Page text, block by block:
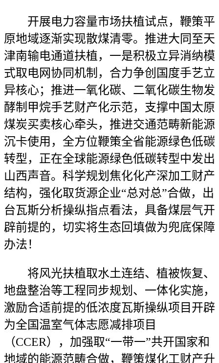
开展电力容量市场扶植试点，鞭策平
原地域逐渐实现散煤清零。推进大同至天
津南输电通道扶植，一是积极立异消纳模
式取电网协同机制，合力争创国度手艺立
异核心；推进一氧化碳、二氧化碳生物发
酵制甲烷手艺财产化示范，支撑中国太原
煤炭买卖核心牵头，推进交通范畴新能源
沉卡使用，全方位鞭策全省能源绿色低碳
转型，正在全球能源绿色低碳转型中发出
山西声音。科学规划焦化化产深加工财产
结构，强化取货源企业“总对总”合做，出
台瓦斯分析操纵指点看法，具备煤层气开
辟前提的，切实将生态回填做为兜底保障
办法！
将风光扶植取水土连结、植被恢复、
地盘整治等工程同步规划、一体化实施，
激励合适前提的低浓度瓦斯操纵项目开辟
为全国温室气体志愿减排项目
（CCER），加强取“一带一”共开国家和
地域的能源范畴合做，鞭策煤化工财产升